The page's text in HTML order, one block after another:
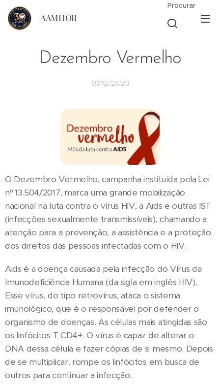
AAMHOR
Procurar
Dezembro Vermelho
01/12/2023
O Dezembro Vermelho, campanha instituída pela Lei
nº 13.504/2017, marca uma grande mobilização
nacional na luta contra o vírus HIV, a Aids e outras IST
(infecções sexualmente transmissíveis), chamando a
atenção para a prevenção, a assistência e a proteção
dos direitos das pessoas infectadas com o HIV.
Aids é a doença causada pela infecção do Vírus da
Imunodeficiência Humana (da sigla em inglês HIV).
Esse vírus, do tipo retrovírus, ataca o sistema
imunológico, que é o responsável por defender o
organismo de doenças. As células mais atingidas são
os linfócitos T CD4+. O vírus é capaz de alterar o
DNA dessa célula e fazer cópias de si mesmo. Depois
de se multiplicar, rompe os linfócitos em busca de
outros para continuar a infecção.